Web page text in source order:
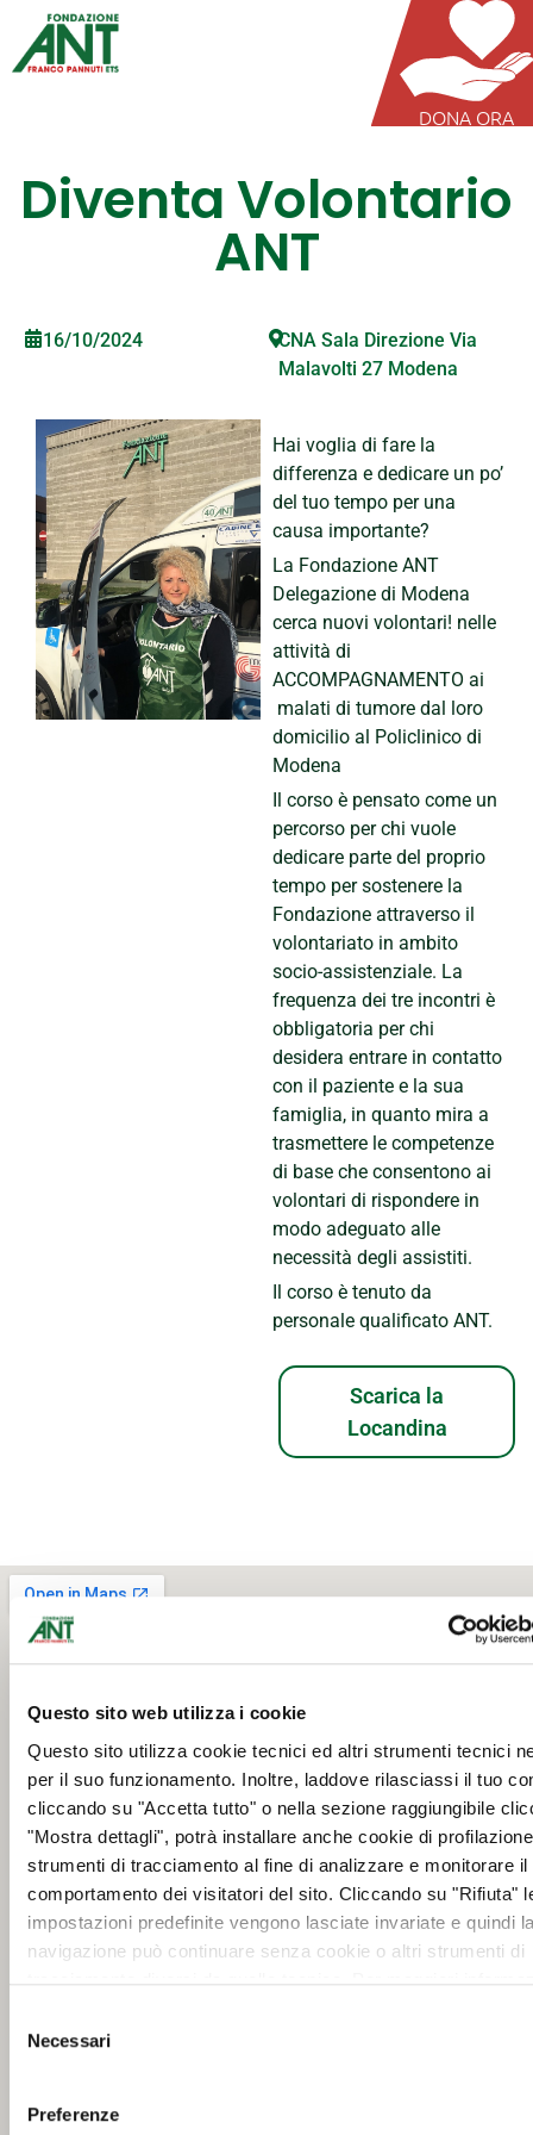
Questo sito web utilizza i cookie
Questo sito utilizza cookie tecnici ed altri strumenti tecnici
per il suo funzionamento. Inoltre, laddove rilasciassi il tuo
cliccando su "Accetta tutto" o nella sezione raggiungibile
"Mostra dettagli", potrà installare anche cookie di
strumenti di tracciamento al fine di analizzare e monitorare il
comportamento dei visitatori del sito. Cliccando su "Rifiuta"
impostazioni predefinite vengono lasciate invariate e quindi
navigazione può continuare senza cookie o altri strumenti di
delNecessari
Preferenze
DONA ORA
Diventa Volontario
ANT
16/10/2024
CNA Sala Direzione Via
Malavolti 27 Modena
Hai voglia di fare la
differenza e dedicare un po’
del tuo tempo per una
causa importante?
La Fondazione ANT
Delegazione di Modena
cerca nuovi volontari! nelle
attività di
ACCOMPAGNAMENTO ai
malati di tumore dal loro
domicilio al Policlinico di
Modena
Il corso è pensato come un
percorso per chi vuole
dedicare parte del proprio
tempo per sostenere la
Fondazione attraverso il
volontariato in ambito
socio-assistenziale. La
frequenza dei tre incontri è
obbligatoria per chi
desidera entrare in contatto
con il paziente e la sua
famiglia, in quanto mira a
trasmettere le competenze
di base che consentono ai
volontari di rispondere in
modo adeguato alle
necessità degli assistiti.
Il corso è tenuto da
personale qualificato ANT.
Scarica la
Locandina